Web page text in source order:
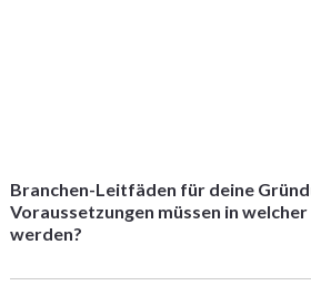
Branchen-Leitfäden für deine
Voraussetzungen müssen in
werden?